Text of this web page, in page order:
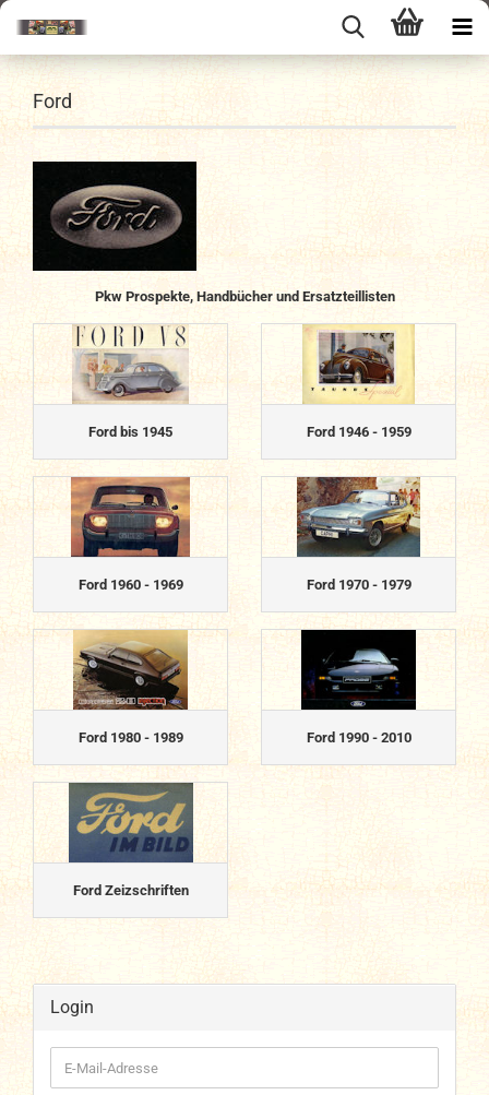
Ford
Pkw Prospekte, Handbücher und Ersatzteillisten
Ford bis 1945 Ford 1946 - 1959
Ford 1960 - 1969 Ford 1970 - 1979
Ford 1980 - 1989 Ford 1990 - 2010
Ford Zeizschriften
Login
E-
Mail-